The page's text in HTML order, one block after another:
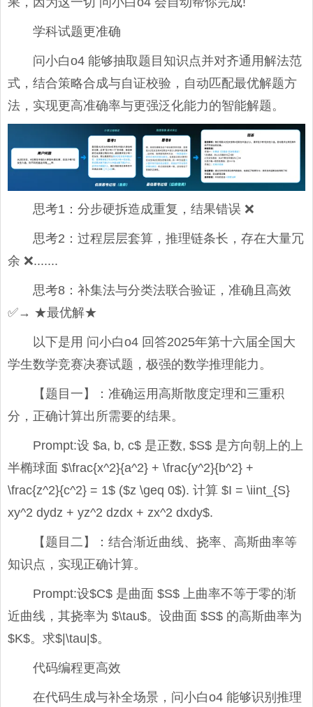
学科试题更准确
问小白o4 能够抽取题目知识点并对齐通用解法范
式，结合策略合成与自证校验，自动匹配最优解题方
法，实现更高准确率与更强泛化能力的智能解题。
思考1：分步硬拆造成重复，结果错误 ❌
思考2：过程层层套算，推理链条长，存在大量冗
余 ❌.......
思考8：补集法与分类法联合验证，准确且高效
✅→ ★最优解★
以下是用 问小白o4 回答2025年第十六届全国大
学生数学竞赛决赛试题，极强的数学推理能力。
【题目一】：准确运用高斯散度定理和三重积
分，正确计算出所需要的结果。
Prompt:设 $a, b, c$ 是正数, $S$ 是方向朝上的上
半椭球面 $\frac{x^2}{a^2} + \frac{y^2}{b^2} +
\frac{z^2}{c^2} = 1$ ($z \geq 0$). 计算 $I = \iint_{S}
xy^2 dydz + yz^2 dzdx + zx^2 dxdy$.
【题目二】：结合渐近曲线、挠率、高斯曲率等
知识点，实现正确计算。
Prompt:设$C$ 是曲面 $S$ 上曲率不等于零的渐
近曲线，其挠率为 $\tau$。设曲面 $S$ 的高斯曲率为
$K$。求$|\tau|$。
代码编程更高效
在代码生成与补全场景，问小白o4 能够识别推理